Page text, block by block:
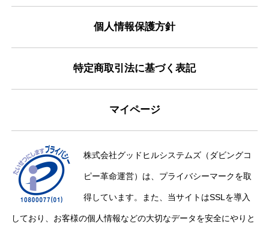
個人情報保護方針
特定商取引法に基づく表記
マイページ
株式会社グッドヒルシステムズ（ダビングコ
ピー革命運営）は、プライバシーマークを取
得しています。また、当サイトはSSLを導入
しており、お客様の個人情報などの大切なデータを安全にやりと